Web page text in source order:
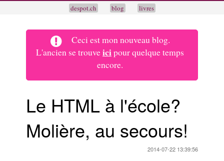
despot.ch blog livres
Ceci est mon nouveau blog.
L'ancien se trouveicipour quelque temps
encore.
Le HTML à l'école?
Molière, au secours!
2014-07-22 13:39:56